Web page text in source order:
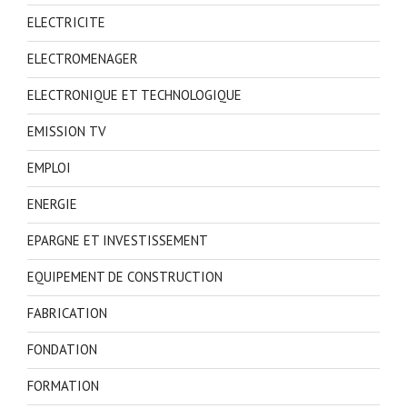
ELECTRICITE
ELECTROMENAGER
ELECTRONIQUE ET TECHNOLOGIQUE
EMISSION TV
EMPLOI
ENERGIE
EPARGNE ET INVESTISSEMENT
EQUIPEMENT DE CONSTRUCTION
FABRICATION
FONDATION
FORMATION